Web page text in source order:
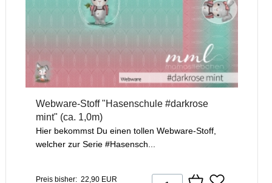
Webware-Stoff "Hasenschule #darkrose
mint" (ca. 1,0m)
Hier bekommst Du einen tollen Webware-Stoff,
welcher zur Serie #Hasensch...
Preis bisher: 22,90 EUR